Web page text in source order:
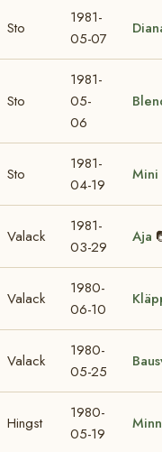
Sto
1981-
05-07
Sto
1981-
05-
06
Sto
1981-
04-19
Mini
Valack
1981-
03-29
Aja
Valack
1980-
06-10
Valack
1980-
05-25
Hingst
1980-
05-19